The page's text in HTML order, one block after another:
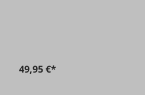
49,95 €*